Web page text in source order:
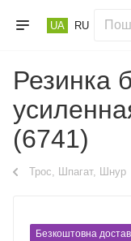
UA RU
Резинка
(6741)
Трос, Шпагат, Шнур
Безкоштовна